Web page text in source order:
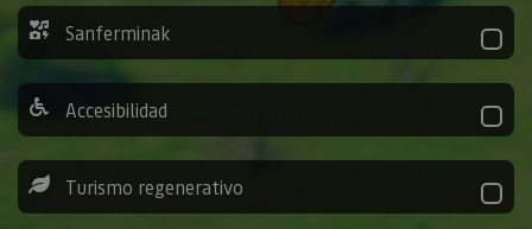
Sanferminak
Accesibilidad
Turismo regenerativo